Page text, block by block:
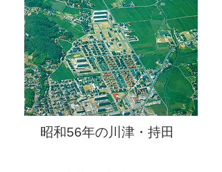
​昭和56年の川津・持田